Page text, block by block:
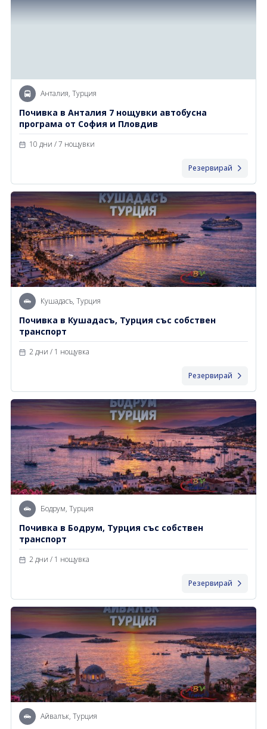
Анталия, Турция
Почивка в Анталия 7 нощувки автобусна
програма от София и Пловдив
10 дни / 7 нощувки
Резервирай
Кушадасъ, Турция
Почивка в Кушадасъ, Турция със собствен
транспорт
2 дни / 1 нощувка
Резервирай
Бодрум, Турция
Почивка в Бодрум, Турция със собствен
транспорт
2 дни / 1 нощувка
Резервирай
Айвалък, Турция